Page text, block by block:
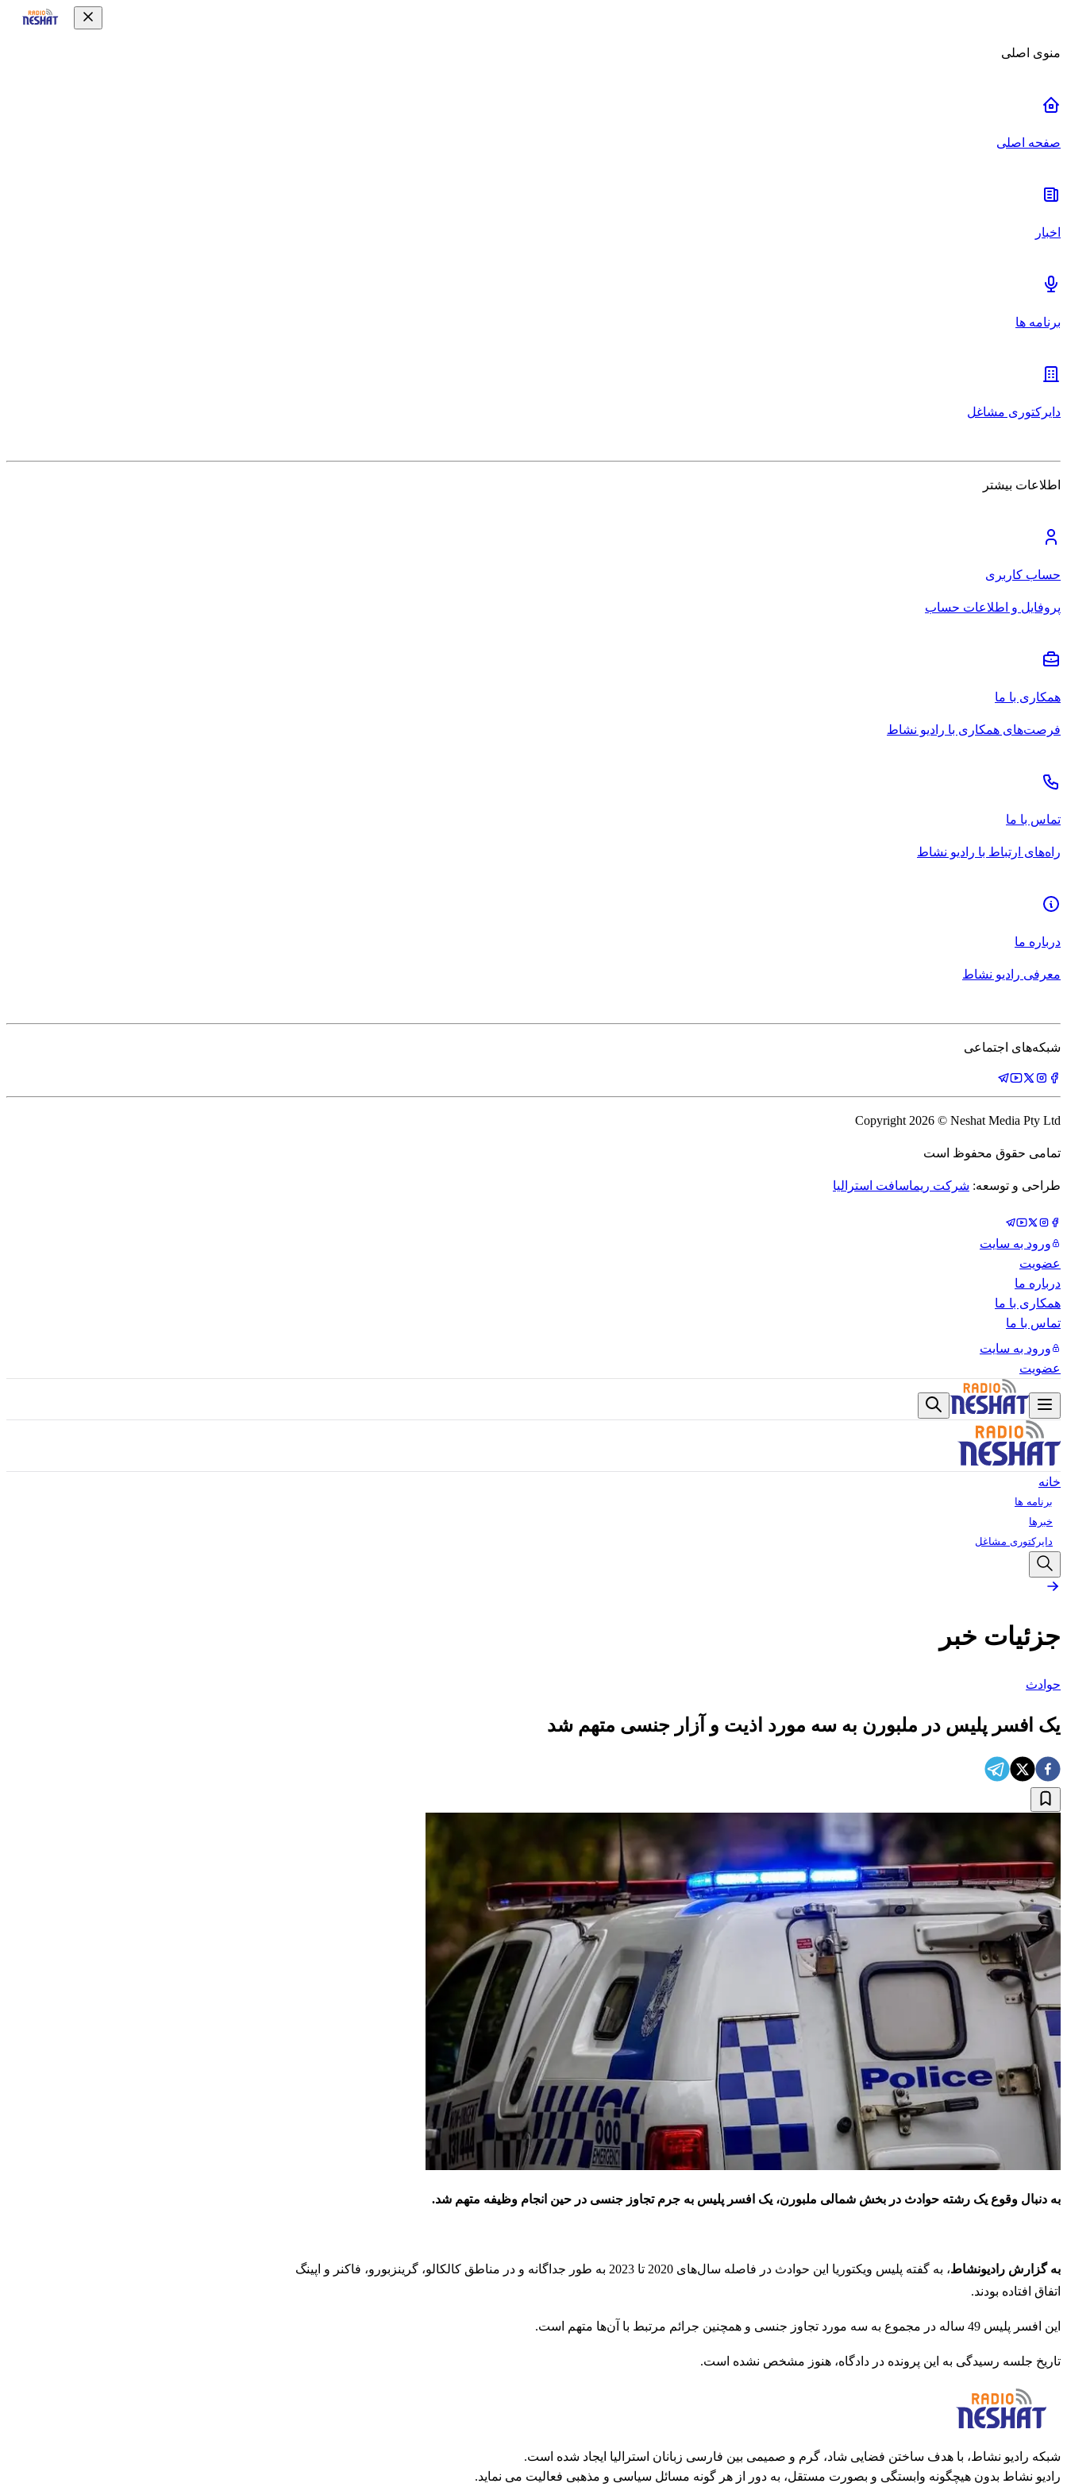
منوی اصلی
صفحه اصلی
اخبار
برنامه ها
دایرکتوری مشاغل
اطلاعات بیشتر
حساب کاربری
پروفایل و اطلاعات حساب
همکاری با ما
فرصت‌های همکاری با رادیو نشاط
تماس با ما
راه‌های ارتباط با رادیو نشاط
درباره ما
معرفی رادیو نشاط
شبکه‌های اجتماعی
Copyright 2026 © Neshat Media Pty Ltd
تمامی حقوق محفوظ است
طراحی و توسعه: شرکت ریماسافت استرالیا
ورود به سایت
عضویت
درباره ما
همکاری با ما
تماس با ما
ورود به سایت
عضویت
خانه
برنامه ها
خبرها
دایرکتوری مشاغل
جزئیات خبر
حوادث
یک افسر پلیس در ملبورن به سه مورد اذیت و آزار جنسی متهم شد
به دنبال وقوع یک رشته حوادث در بخش شمالی ملبورن، یک افسر پلیس به جرم تجاوز جنسی در حین انجام وظیفه متهم شد.
به گزارش رادیونشاط
، به گفته پلیس ویکتوریا این حوادث در فاصله سال‌های 2020 تا 2023 به طور جداگانه و در مناطق کالکالو، گرینزبورو، فاکنر و اپینگ
اتفاق افتاده بودند.
این افسر پلیس 49 ساله در مجموع به سه مورد تجاوز جنسی و همچنین جرائم مرتبط با آن‌ها متهم است.
تاریخ جلسه رسیدگی به این پرونده در دادگاه، هنوز مشخص نشده است.
شبکه رادیو نشاط، با هدف ساختن فضایی شاد، گرم و صمیمی بین فارسی زبانان استرالیا ایجاد شده است.
رادیو نشاط بدون هیچگونه وابستگی و بصورت مستقل، به دور از هر گونه مسائل سیاسی و مذهبی فعالیت می نماید.